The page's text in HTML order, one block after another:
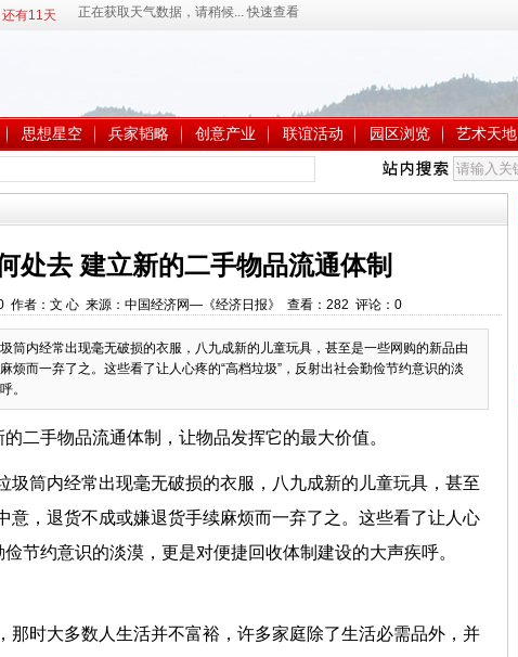
有11天
思想星空 兵家韬略 创意产业 联谊活动 园区浏览 艺术天地
处去 建立新的二手物品流通体制
作者：文 心 来源：中国经济网—《经济日报》 查看： 282 评论： 0
筒内经常出现毫无破损的衣服，八九成新的儿童玩具，甚至是一些网购的新品由
烦而一弃了之。这些看了让人心疼的“高档垃圾”，反射出社会勤俭节约意识的淡
。
二手物品流通体制，让物品发挥它的最大价值。
圾筒内经常出现毫无破损的衣服，八九成新的儿童玩具，甚至
意，退货不成或嫌退货手续麻烦而一弃了之。这些看了让人心
俭节约意识的淡漠，更是对便捷回收体制建设的大声疾呼。
那时大多数人生活并不富裕，许多家庭除了生活必需品外，并